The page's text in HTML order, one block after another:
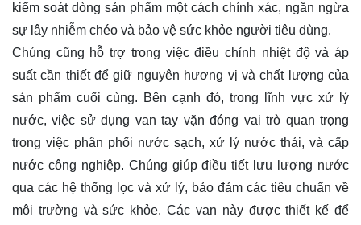
kiểm soát dòng sản phẩm một cách chính xác, ngăn ngừa
sự lây nhiễm chéo và bảo vệ sức khỏe người tiêu dùng.
Chúng cũng hỗ trợ trong việc điều chỉnh nhiệt độ và áp
suất cần thiết để giữ nguyên hương vị và chất lượng của
sản phẩm cuối cùng. Bên cạnh đó, trong lĩnh vực xử lý
nước, việc sử dụng van tay vặn đóng vai trò quan trọng
trong việc phân phối nước sạch, xử lý nước thải, và cấp
nước công nghiệp. Chúng giúp điều tiết lưu lượng nước
qua các hệ thống lọc và xử lý, bảo đảm các tiêu chuẩn về
môi trường và sức khỏe. Các van này được thiết kế để